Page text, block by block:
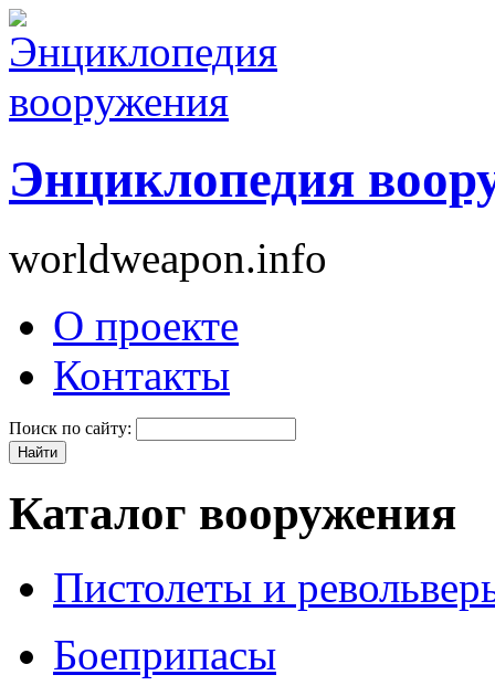
Энциклопедия
worldweapon.info
О проекте
Контакты
Поиск по сайту:
Каталог вооружения
Пистолеты и
Боеприпасы